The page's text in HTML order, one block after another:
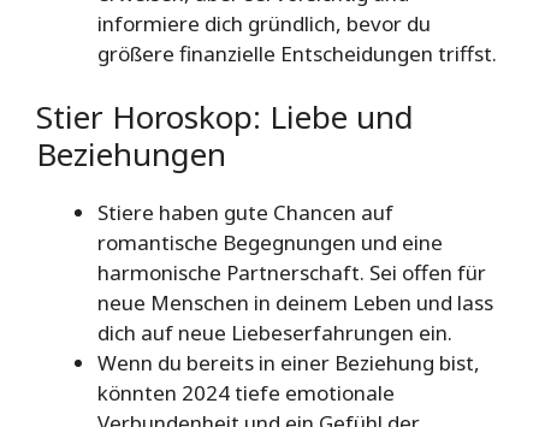
informiere dich gründlich, bevor du
größere finanzielle Entscheidungen triffst.
Stier Horoskop: Liebe und
Beziehungen
Stiere haben gute Chancen auf
romantische Begegnungen und eine
harmonische Partnerschaft. Sei offen für
neue Menschen in deinem Leben und lass
dich auf neue Liebeserfahrungen ein.
Wenn du bereits in einer Beziehung bist,
könnten 2024 tiefe emotionale